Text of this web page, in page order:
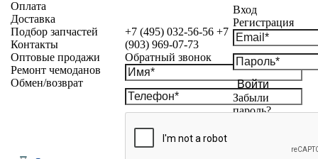
+7 (495) 032-56-56 +7
(903) 969-07-73
Обратный звонок
Вход
Регистрация
Войти
Забыли
пароль?
Оплата
Доставка
Подбор запчастей
Контакты
Оптовые продажи
Ремонт чемоданов
Обмен/возврат